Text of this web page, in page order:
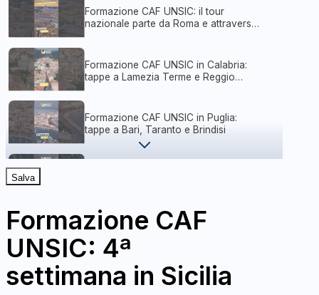
Formazione CAF UNSIC: il tour
nazionale parte da Roma e attraversa
l’Italia
Formazione CAF UNSIC in Calabria:
tappe a Lamezia Terme e Reggio
Calabria
Formazione CAF UNSIC in Puglia:
tappe a Bari, Taranto e Brindisi
Salva
Formazione CAF
UNSIC: 4ª
settimana in Sicilia